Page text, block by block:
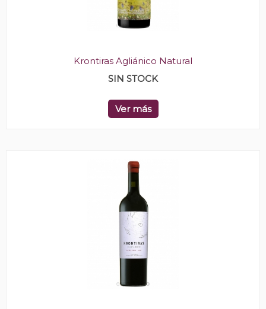
Krontiras Agliánico Natural
SIN STOCK
Ver más